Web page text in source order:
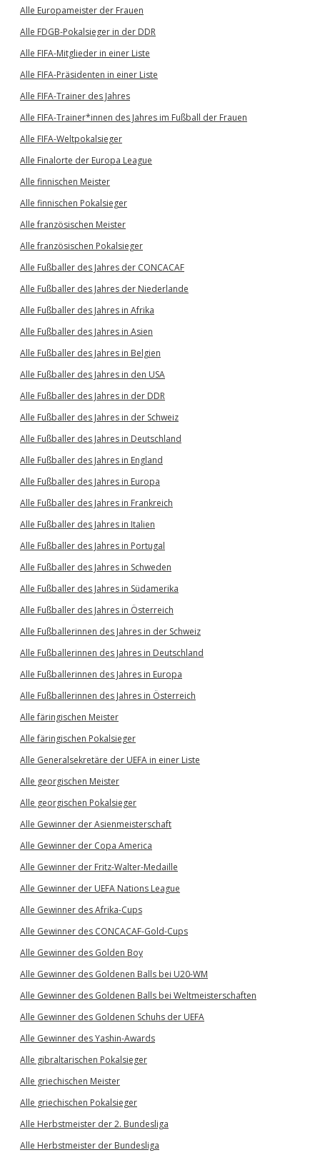
Alle Europameister der Frauen
Alle FDGB-Pokalsieger in der DDR
Alle FIFA-Mitglieder in einer Liste
Alle FIFA-Präsidenten in einer Liste
Alle FIFA-Trainer des Jahres
Alle FIFA-Trainer*innen des Jahres im Fußball der Frauen
Alle FIFA-Weltpokalsieger
Alle Finalorte der Europa League
Alle finnischen Meister
Alle finnischen Pokalsieger
Alle französischen Meister
Alle französischen Pokalsieger
Alle Fußballer des Jahres der CONCACAF
Alle Fußballer des Jahres der Niederlande
Alle Fußballer des Jahres in Afrika
Alle Fußballer des Jahres in Asien
Alle Fußballer des Jahres in Belgien
Alle Fußballer des Jahres in den USA
Alle Fußballer des Jahres in der DDR
Alle Fußballer des Jahres in der Schweiz
Alle Fußballer des Jahres in Deutschland
Alle Fußballer des Jahres in England
Alle Fußballer des Jahres in Europa
Alle Fußballer des Jahres in Frankreich
Alle Fußballer des Jahres in Italien
Alle Fußballer des Jahres in Portugal
Alle Fußballer des Jahres in Schweden
Alle Fußballer des Jahres in Südamerika
Alle Fußballer des Jahres in Österreich
Alle Fußballerinnen des Jahres in der Schweiz
Alle Fußballerinnen des Jahres in Deutschland
Alle Fußballerinnen des Jahres in Europa
Alle Fußballerinnen des Jahres in Österreich
Alle färingischen Meister
Alle färingischen Pokalsieger
Alle Generalsekretäre der UEFA in einer Liste
Alle georgischen Meister
Alle georgischen Pokalsieger
Alle Gewinner der Asienmeisterschaft
Alle Gewinner der Copa America
Alle Gewinner der Fritz-Walter-Medaille
Alle Gewinner der UEFA Nations League
Alle Gewinner des Afrika-Cups
Alle Gewinner des CONCACAF-Gold-Cups
Alle Gewinner des Golden Boy
Alle Gewinner des Goldenen Balls bei U20-WM
Alle Gewinner des Goldenen Balls bei Weltmeisterschaften
Alle Gewinner des Goldenen Schuhs der UEFA
Alle Gewinner des Yashin-Awards
Alle gibraltarischen Pokalsieger
Alle griechischen Meister
Alle griechischen Pokalsieger
Alle Herbstmeister der 2. Bundesliga
Alle Herbstmeister der Bundesliga